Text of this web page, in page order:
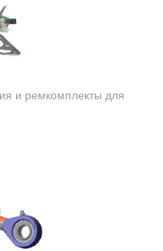
и ремкомплекты для